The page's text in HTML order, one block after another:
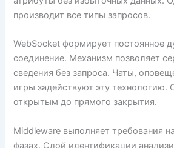
производит все типы запросов.
WebSocket формирует постоянное
соединение. Механизм позволяет
сведения без запроса. Чаты,
игры задействуют эту технологию.
открытым до прямого закрытия.
Middleware выполняет требования
фазах. Слой идентификации